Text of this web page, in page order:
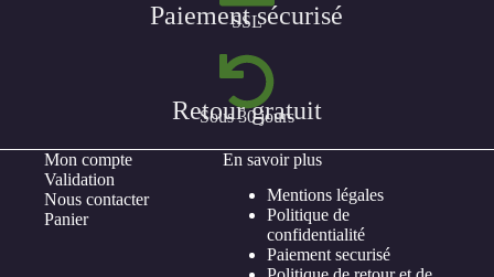
Paiement sécurisé
SSL
Retour gratuit
Sous 30 jours
Mon compte
Validation
Nous contacter
Panier
En savoir plus
Mentions légales
Politique de
confidentialité
Paiement securisé